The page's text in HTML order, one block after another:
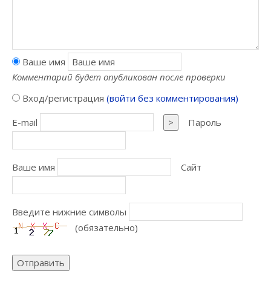
Ваше имя
Комментарий будет опубликован после проверки
Вход/регистрация (войти без комментирования)
E-mail
> Пароль
Ваше имя Сайт
Введите нижние символы
(обязательно)
Отправить